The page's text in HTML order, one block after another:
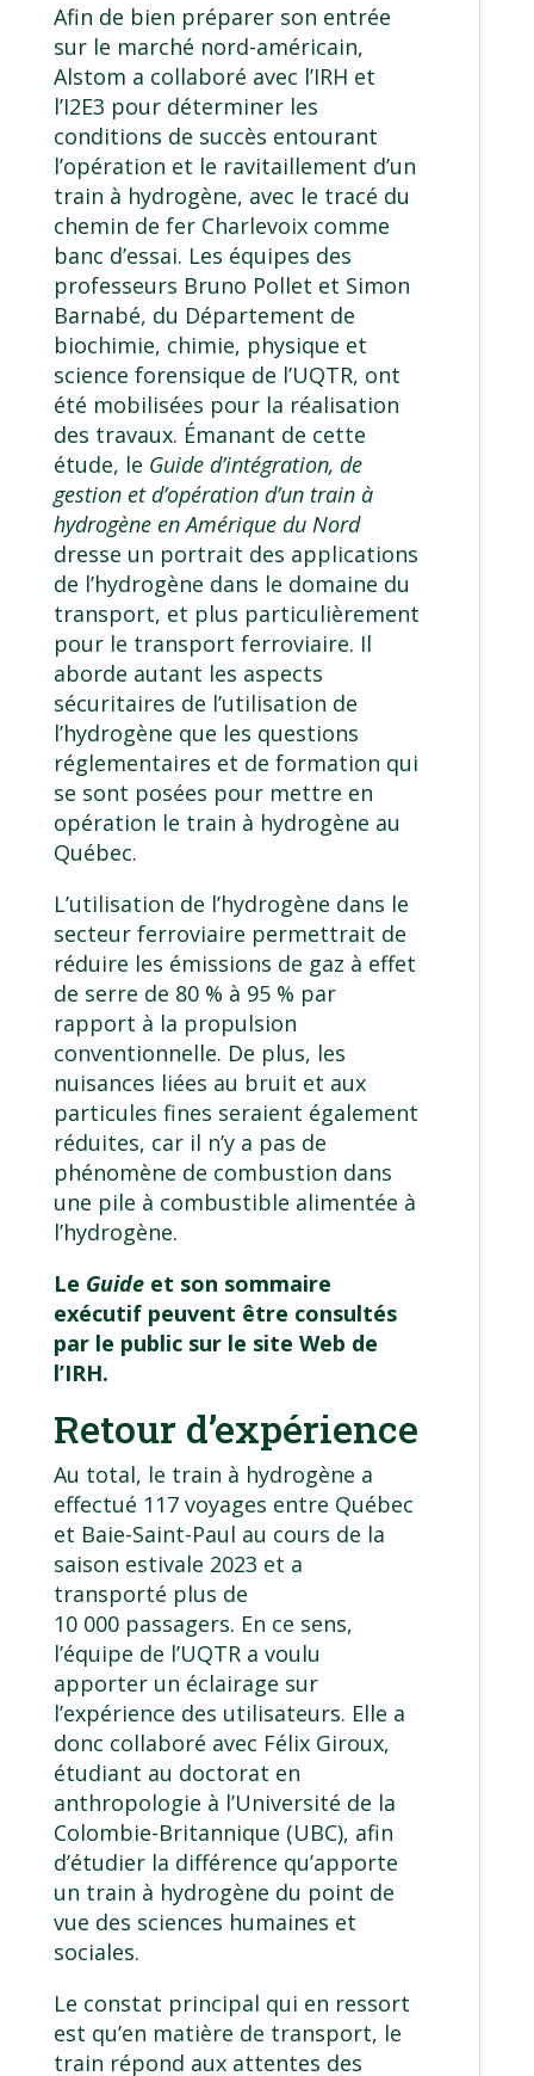
Afin de bien préparer son entrée
sur le marché nord-américain,
Alstom a collaboré avec l’IRH et
l’I2E3 pour déterminer les
conditions de succès entourant
l’opération et le ravitaillement d’un
train à hydrogène, avec le tracé du
chemin de fer Charlevoix comme
banc d’essai. Les équipes des
professeurs Bruno Pollet et Simon
Barnabé, du Département de
biochimie, chimie, physique et
science forensique de l’UQTR, ont
été mobilisées pour la réalisation
des travaux. Émanant de cette
étude, le Guide d’intégration, de
gestion et d’opération d’un train à
hydrogène en Amérique du Nord
dresse un portrait des applications
de l’hydrogène dans le domaine du
transport, et plus particulièrement
pour le transport ferroviaire. Il
aborde autant les aspects
sécuritaires de l’utilisation de
l’hydrogène que les questions
réglementaires et de formation qui
se sont posées pour mettre en
opération le train à hydrogène au
Québec.
L’utilisation de l’hydrogène dans le
secteur ferroviaire permettrait de
réduire les émissions de gaz à effet
de serre de 80 % à 95 % par
rapport à la propulsion
conventionnelle. De plus, les
nuisances liées au bruit et aux
particules fines seraient également
réduites, car il n’y a pas de
phénomène de combustion dans
une pile à combustible alimentée à
l’hydrogène.
Le Guideet son sommaire
exécutif peuvent être consultés
par le public sur le site Web de
l’IRH.
Retour d’expérience
Au total, le train à hydrogène a
effectué 117 voyages entre Québec
et Baie-Saint-Paul au cours de la
saison estivale 2023 et a
transporté plus de
10 000 passagers. En ce sens,
l’équipe de l’UQTR a voulu
apporter un éclairage sur
l’expérience des utilisateurs. Elle a
donc collaboré avec Félix Giroux,
étudiant au doctorat en
anthropologie à l’Université de la
Colombie-Britannique (UBC), afin
d’étudier la différence qu’apporte
un train à hydrogène du point de
vue des sciences humaines et
sociales.
Le constat principal qui en ressort
est qu’en matière de transport, le
train répond aux attentes des